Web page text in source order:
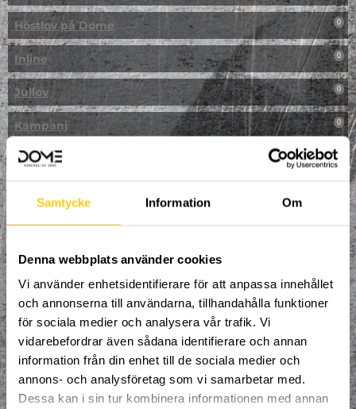
Samtycke Information Om
Denna webbplats använder cookies
Vi använder enhetsidentifierare för att anpassa innehållet
och annonserna till användarna, tillhandahålla funktioner
för sociala medier och analysera vår trafik. Vi
vidarebefordrar även sådana identifierare och annan
information från din enhet till de sociala medier och
annons- och analysföretag som vi samarbetar med.
Dessa kan i sin tur kombinera informationen med annan
Höstlov på Dome 0
Inline 0
Jullov 0
Kampanj 0
Kickbike 0
Klättring
LAN
Multisport
Mässa
NPF-Träning
Parkour